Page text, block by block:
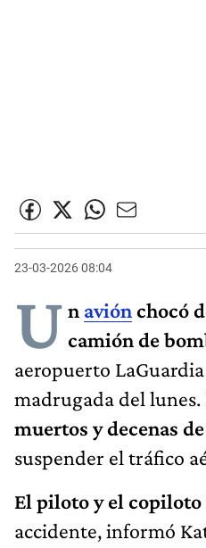
23-03-2026 08:04
U n aviónchocó
camión de
aeropuerto
madrugada del
muertos y decenas
suspender el tráfico
El piloto y el
accidente, informó